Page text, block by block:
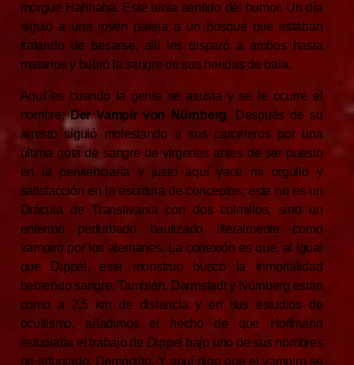
morgue Hahhaha. Este tenía sentido del humor. Un día
siguió a una joven pareja a un bosque que estaban
tratando de besarse, allí les disparó a ambos hasta
matarlos y bebió la sangre de sus heridas de bala.
Aquí es cuando la gente se asusta y se le ocurre el
nombre;Der Vampir von Nürnberg. Después de su
arresto siguió molestando a sus carceleros por una
última gota de sangre de vírgenes antes de ser puesto
en la penitenciaría y justo aquí yace mi orgullo y
satisfacción en la escritura de conceptos: este no es un
Drácula de Transilvania con dos colmillos, sino un
enfermo perturbado bautizado literalmente como
vampiro por los alemanes. La conexión es que, al igual
que Dippel, este monstruo buscó la inmortalidad
bebiendo sangre. También, Darmstadt y Nürnberg están
como a 2,5 km de distancia y en sus estudios de
ocultismo, añadimos el hecho de que Hoffmann
estudiaba el trabajo de Dippel bajo uno de sus nombres
de refugiado; Demócrito. Y aquí digo que el vampiro se